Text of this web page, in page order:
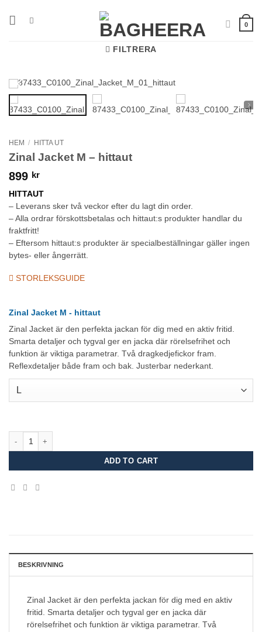
0
FILTRERA
HEM / HITTA UT
Zinal Jacket M – hittaut
899 kr
HITTAUT
– Leverans sker två veckor efter du lagt din order.
– Alla ordrar förskottsbetalas och hittaut:s produkter handlar du
fraktfritt!
– Eftersom hittaut:s produkter är specialbeställningar gäller ingen
bytes- eller ångerrätt.
STORLEKSGUIDE
Zinal Jacket M - hittaut
Zinal Jacket är den perfekta jackan för dig med en aktiv fritid.
Smarta detaljer och tygval ger en jacka där rörelsefrihet och
funktion är viktiga parametrar. Två dragkedjefickor fram.
Reflexdetaljer både fram och bak. Justerbar nederkant.
ADD TO CART
BESKRIVNING
Zinal Jacket är den perfekta jackan för dig med en aktiv
fritid. Smarta detaljer och tygval ger en jacka där
rörelsefrihet och funktion är viktiga parametrar. Två